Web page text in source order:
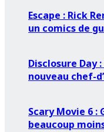
Escape : Rick
un comics de
Disclosure Day
nouveau chef-
Scary Movie 6
beaucoup